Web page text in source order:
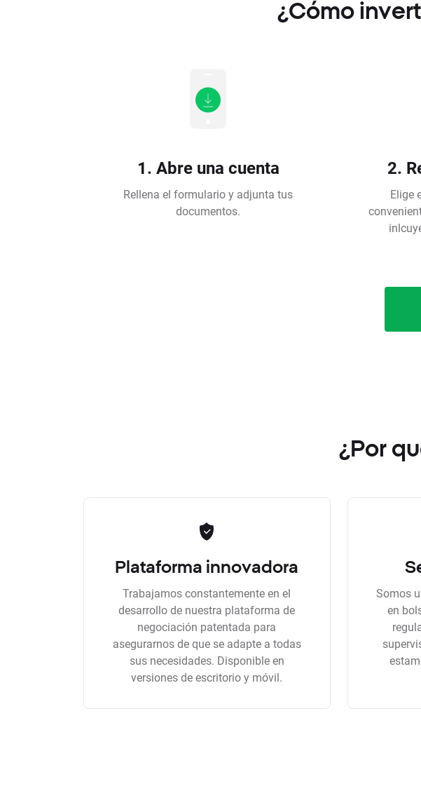
¿Cómo
1. Abre una cuenta
Rellena el formulario y adjunta tus
documentos.
2.
Elige
¿Por
Plataforma innovadora
Trabajamos constantemente en el
desarrollo de nuestra plataforma de
negociación patentada para
asegurarnos de que se adapte a todas
sus necesidades. Disponible en
versiones de escritorio y móvil.
Somos
en